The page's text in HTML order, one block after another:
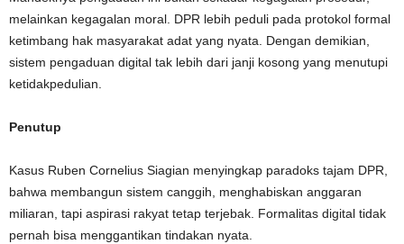
melainkan kegagalan moral. DPR lebih peduli pada protokol formal
ketimbang hak masyarakat adat yang nyata. Dengan demikian,
sistem pengaduan digital tak lebih dari janji kosong yang menutupi
ketidakpedulian.
Penutup
Kasus Ruben Cornelius Siagian menyingkap paradoks tajam DPR,
bahwa membangun sistem canggih, menghabiskan anggaran
miliaran, tapi aspirasi rakyat tetap terjebak. Formalitas digital tidak
pernah bisa menggantikan tindakan nyata.